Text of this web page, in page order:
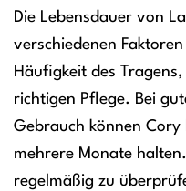
Die Lebensdauer von
verschiedenen
Häufigkeit des
richtigen Pflege. Bei
Gebrauch können
mehrere Monate
regelmäßig zu